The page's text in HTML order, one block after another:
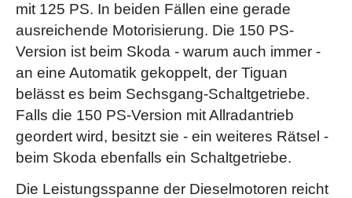
mit 125 PS. In beiden Fällen eine gerade
ausreichende Motorisierung. Die 150 PS-
Version ist beim Skoda - warum auch immer -
an eine Automatik gekoppelt, der Tiguan
belässt es beim Sechsgang-Schaltgetriebe.
Falls die 150 PS-Version mit Allradantrieb
geordert wird, besitzt sie - ein weiteres Rätsel -
beim Skoda ebenfalls ein Schaltgetriebe.
Die Leistungsspanne der Dieselmotoren reicht